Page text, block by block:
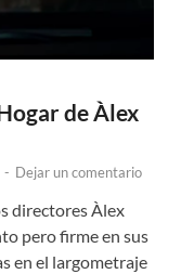
de Àlex
- Dejar un comentario
directores Àlex
pero firme en sus
en el largometraje